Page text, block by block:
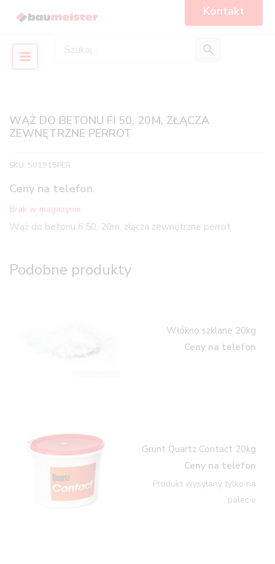
Kontakt
Main
WĄŻ DO BETONU FI 50, 20M, ZŁĄCZA
ZEWNĘTRZNE PERROT
SKU: 501915PER
Ceny na telefon
Brak w magazynie
Wąż do betonu fi 50, 20m, złącza zewnętrzne perrot
Podobne produkty
Włókno szklane 20kg
Ceny na telefon
Grunt Quartz Contact 20kg
Ceny na telefon
Produkt wysyłany tylko na
palecie